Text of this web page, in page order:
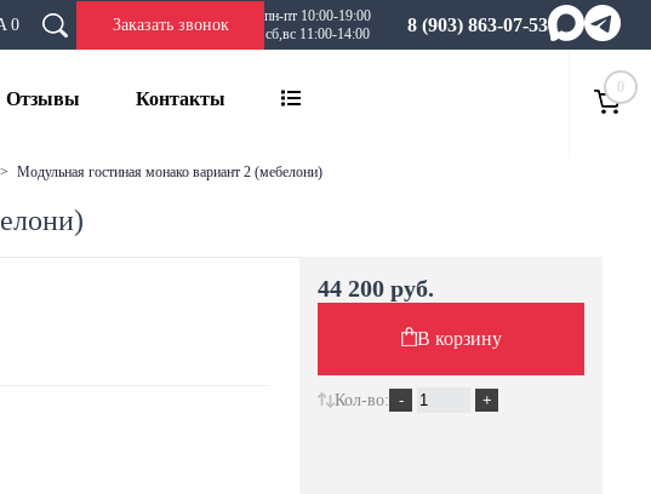
0 Заказать звонок
пн-пт 10:00-19:00
сб,вс 11:00-14:00
8 (903) 863-07-53
Отзывы Контакты
0
> модульная гостиная монако вариант 2 (мебелони)
44 200 руб.
В корзину
Кол-во: